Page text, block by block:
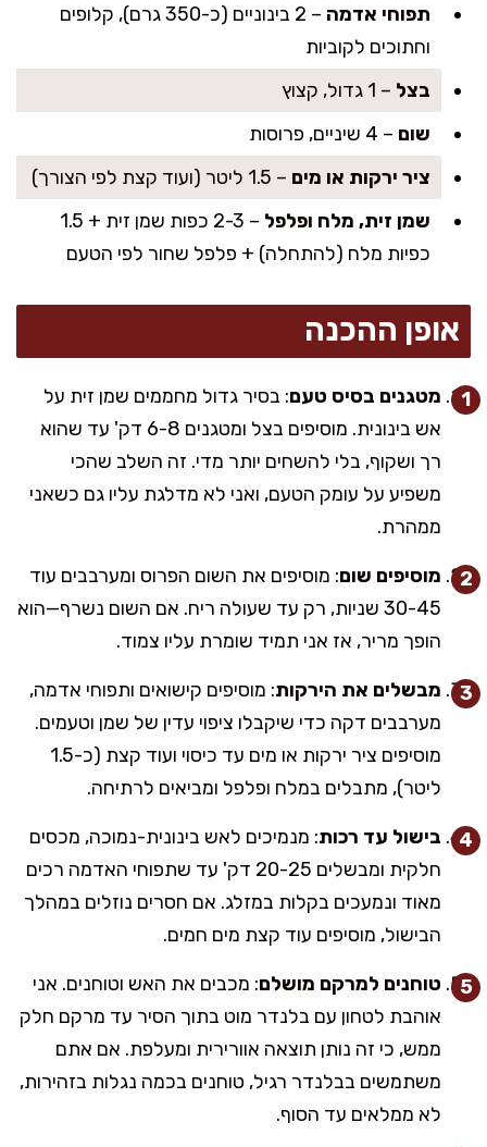
תפוחי אדמה
– 2 בינוניים (כ-350 גרם), קלופים
וחתוכים לקוביות
בצל – 1 גדול, קצוץ
שום – 4 שיניים, פרוסות
ציר ירקות או מים – 1.5 ליטר (ועוד קצת לפי הצורך)
שמן זית, מלח ופלפל
– 2-3 כפות שמן זית + 1.5
כפיות מלח (להתחלה) + פלפל שחור לפי הטעם
אופן ההכנה
מטגנים בסיס טעם: בסיר גדול מחממים שמן זית על
אש בינונית. מוסיפים בצל ומטגנים 6-8 דק' עד שהוא
רך ושקוף, בלי להשחים יותר מדי. זה השלב שהכי
משפיע על עומק הטעם, ואני לא מדלגת עליו גם כשאני
ממהרת.
מוסיפים שום: מוסיפים את השום הפרוס ומערבבים עוד
30-45 שניות, רק עד שעולה ריח. אם השום נשרף—הוא
הופך מריר, אז אני תמיד שומרת עליו צמוד.
מבשלים את הירקות: מוסיפים קישואים ותפוחי אדמה,
מערבבים דקה כדי שיקבלו ציפוי עדין של שמן וטעמים.
מוסיפים ציר ירקות או מים עד כיסוי ועוד קצת (כ-1.5
ליטר), מתבלים במלח ופלפל ומביאים לרתיחה.
בישול עד רכות: מנמיכים לאש בינונית-נמוכה, מכסים
חלקית ומבשלים 20-25 דק' עד שתפוחי האדמה רכים
מאוד ונמעכים בקלות במזלג. אם חסרים נוזלים במהלך
הבישול, מוסיפים עוד קצת מים חמים.
טוחנים למרקם מושלם: מכבים את האש וטוחנים. אני
אוהבת לטחון עם בלנדר מוט בתוך הסיר עד מרקם חלק
ממש, כי זה נותן תוצאה אוורירית ומעלפת. אם אתם
משתמשים בבלנדר רגיל, טוחנים בכמה נגלות בזהירות,
לא ממלאים עד הסוף.